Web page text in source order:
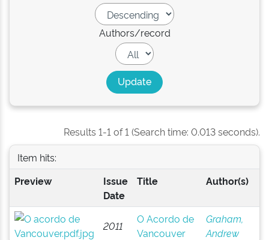
Authors/record
Results 1-1 of 1 (Search time: 0.013 seconds).
Item hits:
Preview
Issue
Date
Title Author(s)
2011
O Acordo de
Vancouver
Graham,
Andrew